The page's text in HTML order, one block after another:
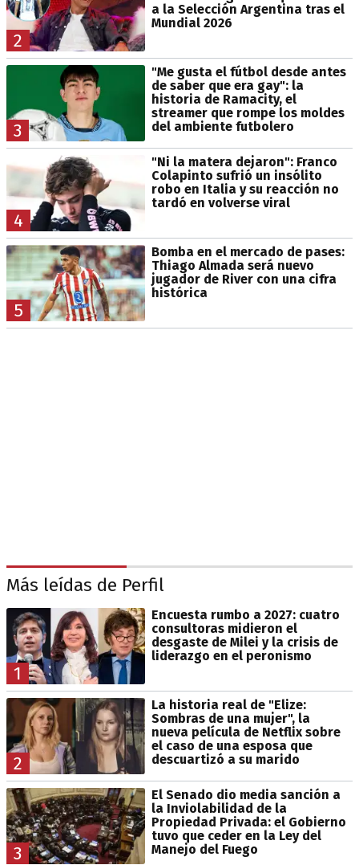
2
a la Selección Argentina tras el
Mundial 2026
3
"Me gusta el fútbol desde antes
de saber que era gay": la
historia de Ramacity, el
streamer que rompe los moldes
del ambiente futbolero
4
"Ni la matera dejaron": Franco
Colapinto sufrió un insólito
robo en Italia y su reacción no
tardó en volverse viral
5
Bomba en el mercado de pases:
Thiago Almada será nuevo
jugador de River con una cifra
histórica
Más leídas de Perfil
1
Encuesta rumbo a 2027: cuatro
consultoras midieron el
desgaste de Milei y la crisis de
liderazgo en el peronismo
2
La historia real de "Elize:
Sombras de una mujer", la
nueva película de Netflix sobre
el caso de una esposa que
descuartizó a su marido
3
El Senado dio media sanción a
la Inviolabilidad de la
Propiedad Privada: el Gobierno
tuvo que ceder en la Ley del
Manejo del Fuego